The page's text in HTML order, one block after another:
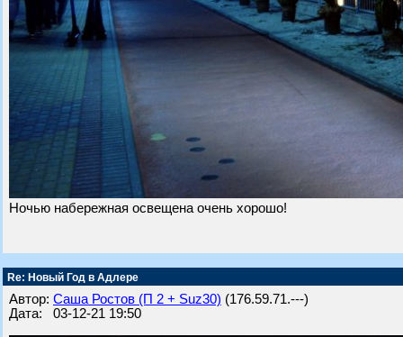
Ночью набережная освещена очень хорошо!
Re: Новый Год в Адлере
Автор: Саша Ростов (П 2 + Suz30) (176.59.71.---)
Дата: 03-12-21 19:50